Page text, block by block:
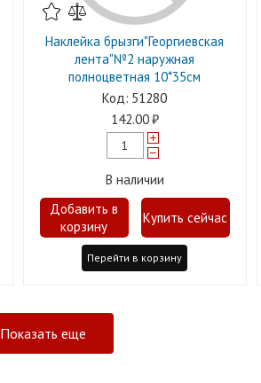
Наклейка брызги"Георгиевская
лента"№2 наружная
полноцветная 10*35см
51280
142.00
В наличии
Перейти в корзину
Показать еще